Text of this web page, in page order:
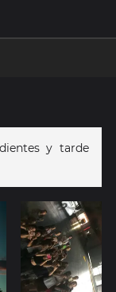
y tarde